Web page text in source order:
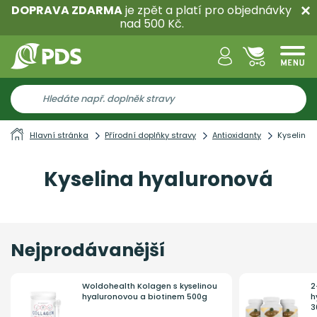
DOPRAVA ZDARMAje zpět a platí pro objednávky
nad 500 Kč.
Hlavní stránka Přírodní doplňky stravy Antioxidanty Kyselina
Kyselina hyaluronová
Nejprodávanější
Woldohealth Kolagen s kyselinou
hyaluronovou a biotinem 500g